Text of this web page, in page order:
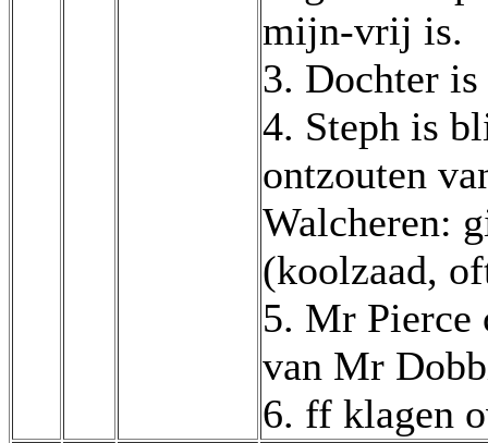
mijn-vrij is.
3. Dochter
4. Steph is
ontzouten
Walcheren:
(koolzaad,
5. Mr Pierce
van Mr
6. ff klagen